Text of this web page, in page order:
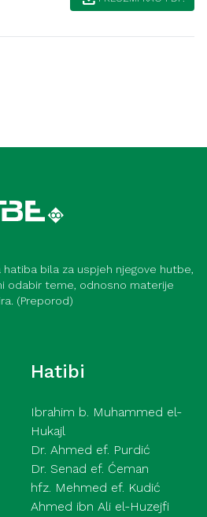
hatiba bila za uspjeh njegove hutbe,
odabir teme, odnosno materije
(Preporod)
Hatibi
Ibrahim b. Muhammed el-
Hukajl
Dr. Ahmed ef. Purdić
Dr. Senad ef. Ćeman
hfz. Mehmed ef. Kudić
Ahmed ibn Ali el-Huzejfi